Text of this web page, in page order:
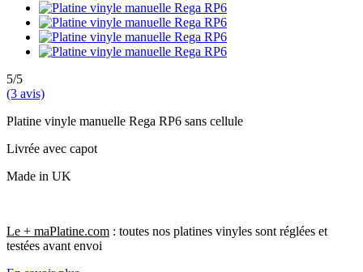
5/5
(3 avis)
Platine vinyle manuelle Rega RP6 sans cellule
Livrée avec capot
Made in UK
Le + maPlatine.com : toutes nos platines vinyles sont réglées et
testées avant envoi